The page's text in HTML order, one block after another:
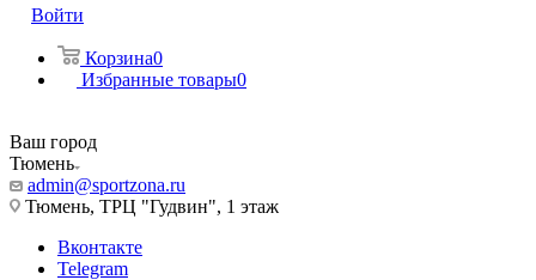
Войти
Корзина0
Избранные товары0
Ваш город
Тюмень
admin@sportzona.ru
Тюмень, ТРЦ "Гудвин", 1 этаж
Вконтакте
Telegram